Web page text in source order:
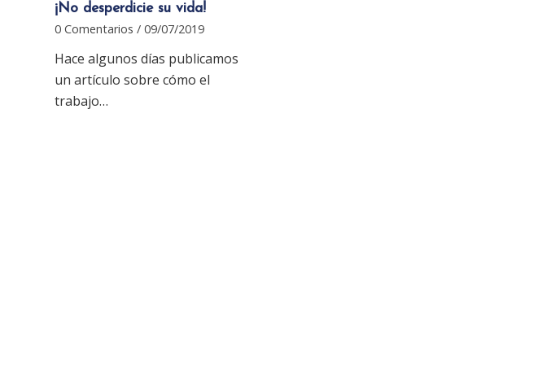
¡No desperdicie su vida!
0 Comentarios / 09/07/2019
Hace algunos días publicamos
un artículo sobre cómo el
trabajo…